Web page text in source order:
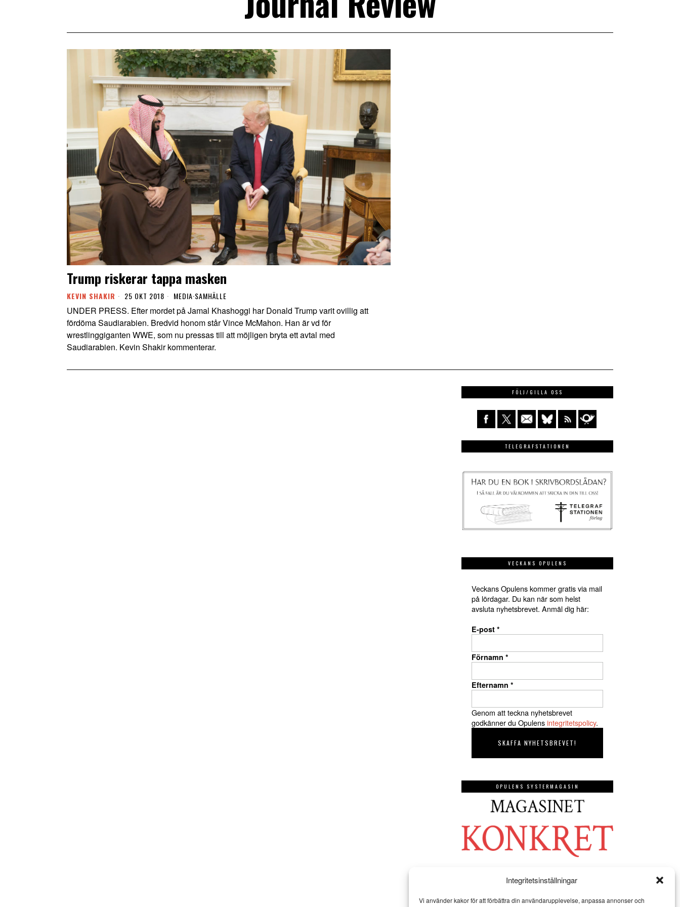
Integritetsinställningar
Vi använder kakor för att förbättra din användarupplevelse, anpassa annonser och
Trump riskerar tappa masken
KEVIN SHAKIR 25 OKT 2018 MEDIA·SAMHÄLLE
UNDER PRESS. Efter mordet på Jamal Khashoggi har Donald Trump varit ovillig att
fördöma Saudiarabien. Bredvid honom står Vince McMahon. Han är vd för
wrestlinggiganten WWE, som nu pressas till att möjligen bryta ett avtal med
Saudiarabien. Kevin Shakir kommenterar.
FÖLJ/GILLA OSS
TELEGRAFSTATIONEN
VECKANS OPULENS
Veckans Opulens kommer gratis via mail
på lördagar. Du kan när som helst
avsluta nyhetsbrevet. Anmäl dig här:
E-post *
Förnamn *
Efternamn *
Genom att teckna nyhetsbrevet
godkänner du Opulensintegritetspolicy.
OPULENS SYSTERMAGASIN